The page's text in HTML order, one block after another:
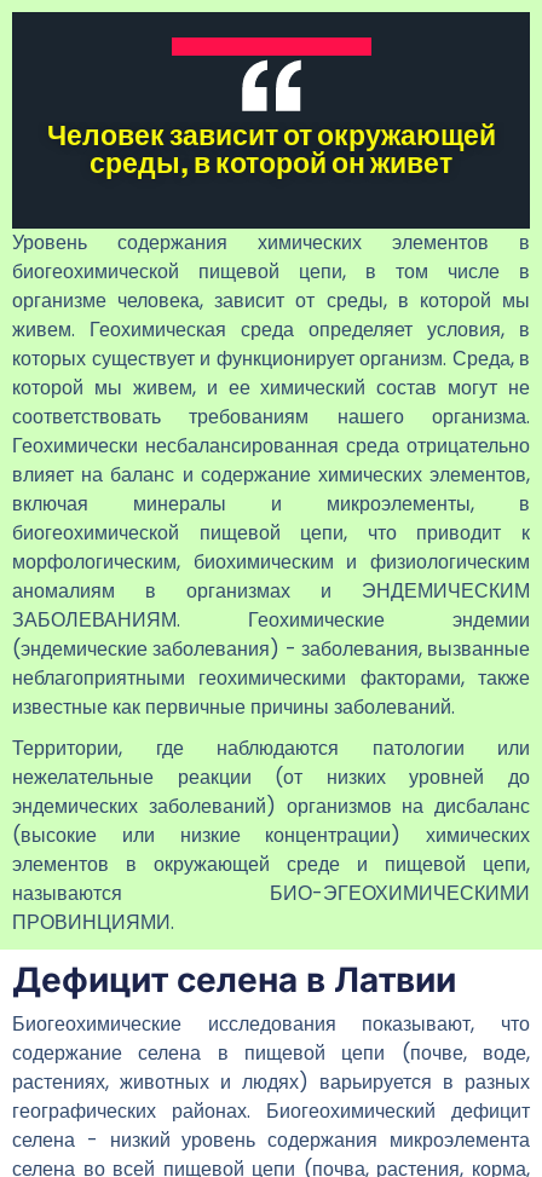
Человек зависит от окружающей
среды, в которой он живет
Уровень содержания химических элементов в
биогеохимической пищевой цепи, в том числе в
организме человека, зависит от среды, в которой мы
живем. Геохимическая среда определяет условия, в
которых существует и функционирует организм. Среда, в
которой мы живем, и ее химический состав могут не
соответствовать требованиям нашего организма.
Геохимически несбалансированная среда отрицательно
влияет на баланс и содержание химических элементов,
включая минералы и микроэлементы, в
биогеохимической пищевой цепи, что приводит к
морфологическим, биохимическим и физиологическим
аномалиям в организмах и ЭНДЕМИЧЕСКИМ
ЗАБОЛЕВАНИЯМ. Геохимические эндемии
(эндемические заболевания) - заболевания, вызванные
неблагоприятными геохимическими факторами, также
известные как первичные причины заболеваний.
Территории, где наблюдаются патологии или
нежелательные реакции (от низких уровней до
эндемических заболеваний) организмов на дисбаланс
(высокие или низкие концентрации) химических
элементов в окружающей среде и пищевой цепи,
называются БИО-ЭГЕОХИМИЧЕСКИМИ
ПРОВИНЦИЯМИ.
Дефицит селена в Латвии
Биогеохимические исследования показывают, что
содержание селена в пищевой цепи (почве, воде,
растениях, животных и людях) варьируется в разных
географических районах. Биогеохимический дефицит
селена - низкий уровень содержания микроэлемента
селена во всей пищевой цепи (почва, растения, корма,